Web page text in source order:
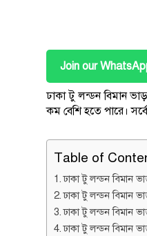
Join our
ঢাকা টু লন্ডন বিমান
কম বেশি হতে পারে।
Table of
ঢাকা টু লন্ডন বিমান
ঢাকা টু লন্ডন বিমান
ঢাকা টু লন্ডন বিমান
ঢাকা টু লন্ডন বিমান